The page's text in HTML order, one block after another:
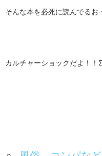
そんな本を必死に読んでるお
カルチャーショックだよ！！